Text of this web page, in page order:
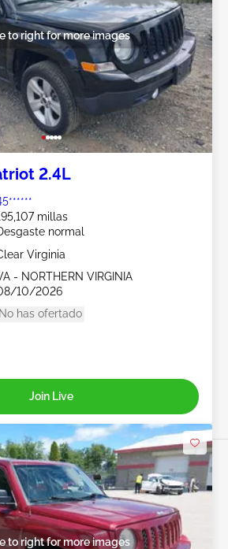
to right for more images
2.4L
millas
normal
Virginia
- NORTHERN VIRGINIA
10/2026
No has ofertado
Join Live
to right for more images